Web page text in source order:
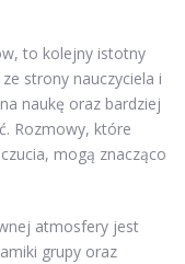
to kolejny istotny
strony nauczyciela i
naukę oraz bardziej
Rozmowy, które
mogą znacząco
atmosfery jest
grupy oraz